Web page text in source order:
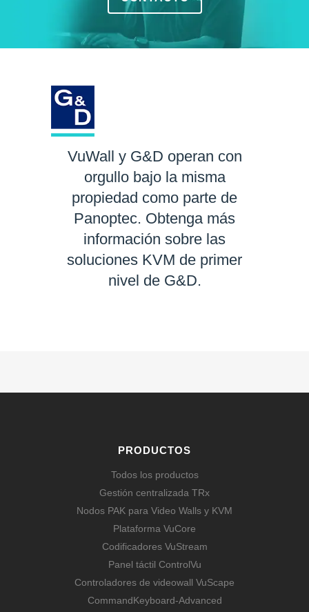
VuWall y G&D operan con
orgullo bajo la misma
propiedad como parte de
Panoptec. Obtenga más
información sobre las
soluciones KVM de primer
nivel de G&D.
PRODUCTOS
Todos los productos
Gestión centralizada TRx
Nodos PAK para Video Walls y KVM
Plataforma VuCore
Codificadores VuStream
Panel táctil ControlVu
Controladores de videowall VuScape
CommandKeyboard-Advanced